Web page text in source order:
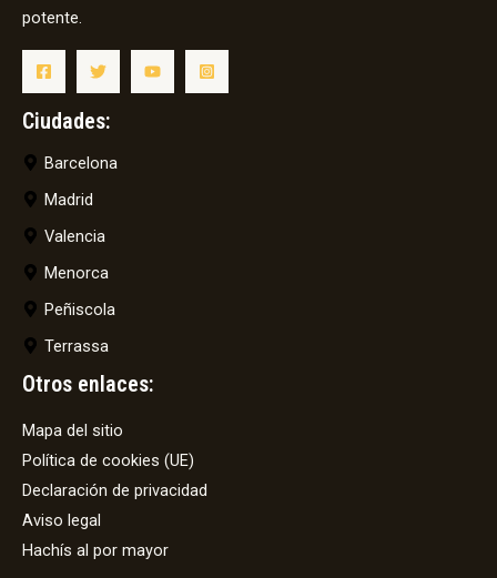
potente.
Ciudades:
Barcelona
Madrid
Valencia
Menorca
Peñiscola
Terrassa
Otros enlaces:
Mapa del sitio
Política de cookies (UE)
Declaración de privacidad
Aviso legal
Hachís al por mayor